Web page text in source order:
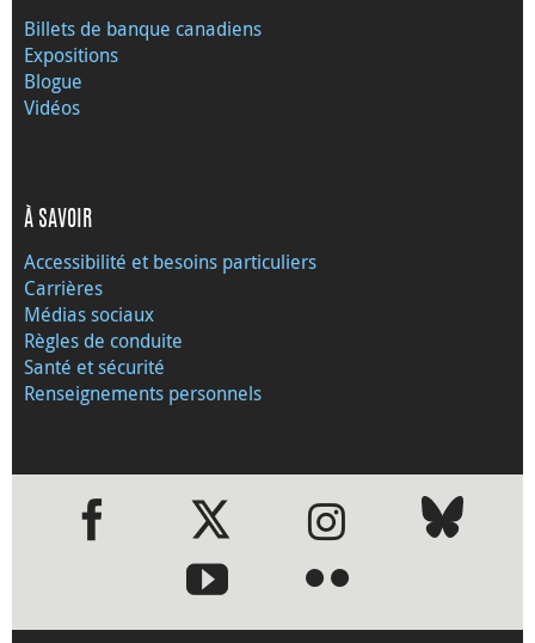
Billets de banque canadiens
Expositions
Blogue
Vidéos
À SAVOIR
Accessibilité et besoins particuliers
Carrières
Médias sociaux
Règles de conduite
Santé et sécurité
Renseignements personnels
●●